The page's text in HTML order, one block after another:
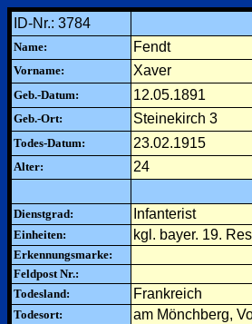
ID-Nr.: 3784
Name: Fendt
Vorname:
Xaver
Geb.-Datum:
12.05.1891
Geb.-Ort: Steinekirch 3
Todes-Datum: 23.02.1915
Alter: 24
Dienstgrad: Infanterist
Einheiten: kgl. bayer. 19.
Erkennungsmarke:
Feldpost Nr.:
Todesland:
Frankreich
Todesort: am Mönchberg,